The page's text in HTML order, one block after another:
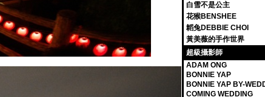
白雪不是公主
花猴BENSHEE
韜兔DEBBIE CHOI
黃美薇的手作世界
超級攝影師
ADAM ONG
BONNIE YAP
BONNIE YAP BY-
COMING WEDDING